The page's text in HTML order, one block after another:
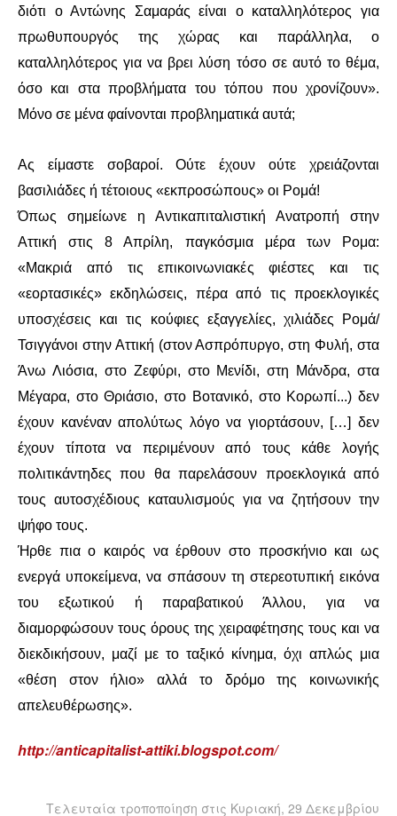
διότι ο Αντώνης Σαμαράς είναι ο καταλληλότερος για
πρωθυπουργός της χώρας και παράλληλα, ο
καταλληλότερος για να βρει λύση τόσο σε αυτό το θέμα,
όσο και στα προβλήματα του τόπου που χρονίζουν».
Μόνο σε μένα φαίνονται προβληματικά αυτά;
Ας είμαστε σοβαροί. Ούτε έχουν ούτε χρειάζονται
βασιλιάδες ή τέτοιους «εκπροσώπους» οι Ρομά!
Όπως σημείωνε η Αντικαπιταλιστική Ανατροπή στην
Αττική στις 8 Απρίλη, παγκόσμια μέρα των Ρομα:
«Μακριά από τις επικοινωνιακές φιέστες και τις
«εορτασικές» εκδηλώσεις, πέρα από τις προεκλογικές
υποσχέσεις και τις κούφιες εξαγγελίες, χιλιάδες Ρομά/
Τσιγγάνοι στην Αττική (στον Ασπρόπυργο, στη Φυλή, στα
Άνω Λιόσια, στο Ζεφύρι, στο Μενίδι, στη Μάνδρα, στα
Μέγαρα, στο Θριάσιο, στο Βοτανικό, στο Κορωπί...) δεν
έχουν κανέναν απολύτως λόγο να γιορτάσουν, […] δεν
έχουν τίποτα να περιμένουν από τους κάθε λογής
πολιτικάντηδες που θα παρελάσουν προεκλογικά από
τους αυτοσχέδιους καταυλισμούς για να ζητήσουν την
ψήφο τους.
Ήρθε πια ο καιρός να έρθουν στο προσκήνιο και ως
ενεργά υποκείμενα, να σπάσουν τη στερεοτυπική εικόνα
του εξωτικού ή παραβατικού Άλλου, για να
διαμορφώσουν τους όρους της χειραφέτησης τους και να
διεκδικήσουν, μαζί με το ταξικό κίνημα, όχι απλώς μια
«θέση στον ήλιο» αλλά το δρόμο της κοινωνικής
απελευθέρωσης».
http://anticapitalist-attiki.blogspot.com/
Τελευταία τροποποίηση στις Κυριακή, 29 Δεκεμβρίου